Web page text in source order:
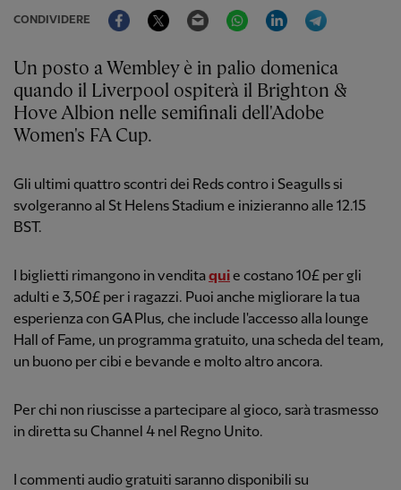
CONDIVIDERE
FacebookTwitter Email WhatsAppLinkedIn
Un posto a Wembley è in palio domenica
quando il Liverpool ospiterà il Brighton &
Hove Albion nelle semifinali dell'Adobe
Women's FA Cup.
Gli ultimi quattro scontri dei Reds contro i Seagulls si
svolgeranno al St Helens Stadium e inizieranno alle 12.15
BST.
I biglietti rimangono in venditaquie costano 10£ per gli
adulti e 3,50£ per i ragazzi. Puoi anche migliorare la tua
esperienza con GA Plus, che include l'accesso alla lounge
Hall of Fame, un programma gratuito, una scheda del team,
un buono per cibi e bevande e molto altro ancora.
Per chi non riuscisse a partecipare al gioco, sarà trasmesso
in diretta su Channel 4 nel Regno Unito.
I commenti audio gratuiti saranno disponibili su